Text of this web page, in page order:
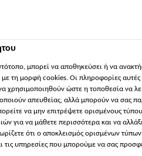
ΑΒΕΕ", it seems you are
website for your country.
ΧΏΡΑ
μπορεί να αποθηκεύσει ή να
τη μορφή cookies. Οι πληροφορίες αυτές
χρησιμοποιηθούν ώστε η τοποθεσία να
απευθείας, αλλά μπορούν να σας
να μην επιτρέψετε ορισμένους
για να μάθετε περισσότερα και να
ότι ο αποκλεισμός ορισμένων
τις υπηρεσίες που μπορούμε να σας